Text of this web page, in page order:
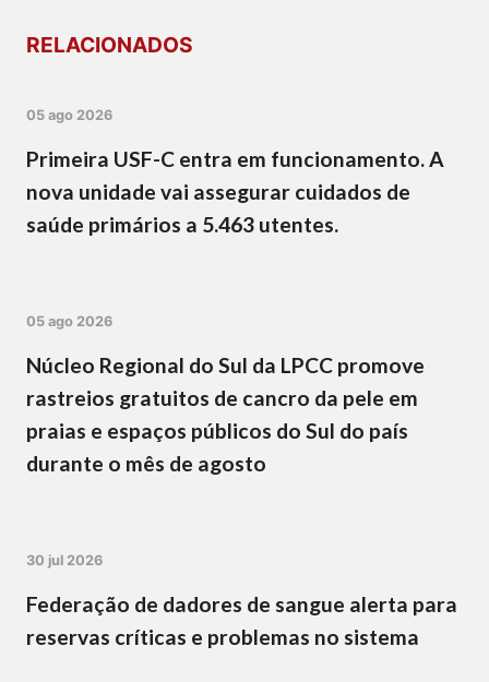
RELACIONADOS
05 ago 2026
Primeira USF-C entra em funcionamento. A
nova unidade vai assegurar cuidados de
saúde primários a 5.463 utentes.
05 ago 2026
Núcleo Regional do Sul da LPCC promove
rastreios gratuitos de cancro da pele em
praias e espaços públicos do Sul do país
durante o mês de agosto
30 jul 2026
Federação de dadores de sangue alerta para
reservas críticas e problemas no sistema